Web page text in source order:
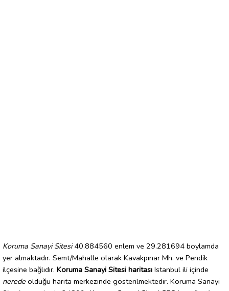
Koruma Sanayi Sitesi40.884560 enlem ve 29.281694 boylamda
yer almaktadır. Semt/Mahalle olarak Kavakpınar Mh. ve Pendik
ilçesine bağlıdır. Koruma Sanayi Sitesi haritası Istanbul ili içinde
nerede olduğu harita merkezinde gösterilmektedir. Koruma Sanayi